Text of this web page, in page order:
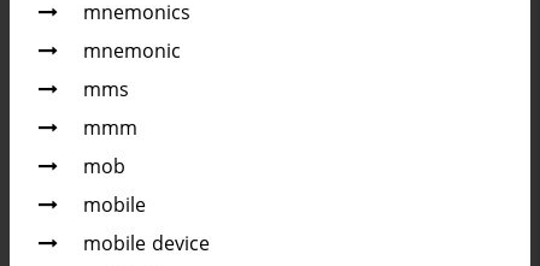
mnemonics
mnemonic
mms
mmm
mob
mobile
mobile device